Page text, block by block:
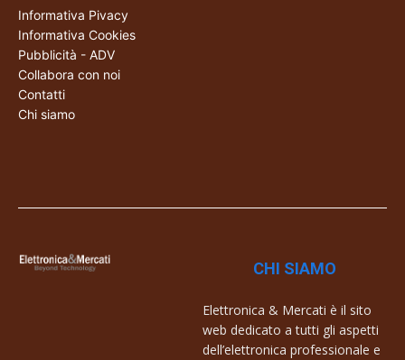
Informativa Pivacy
Informativa Cookies
Pubblicità - ADV
Collabora con noi
Contatti
Chi siamo
CHI SIAMO
Elettronica & Mercati è il sito
web dedicato a tutti gli aspetti
dell’elettronica professionale e